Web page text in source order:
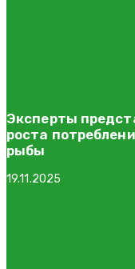
Эксперты
роста
рыбы
19.11.2025